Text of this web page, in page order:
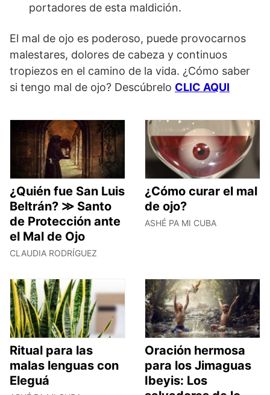
portadores de esta maldición.
El mal de ojo es poderoso, puede provocarnos
malestares, dolores de cabeza y continuos
tropiezos en el camino de la vida. ¿Cómo saber
si tengo mal de ojo? Descúbrelo CLIC AQUI
¿Quién fue San Luis
Beltrán? ≫ Santo
de Protección ante
el Mal de Ojo
CLAUDIA RODRÍGUEZ
¿Cómo curar el mal
de ojo?
ASHÉ PA MI CUBA
Ritual para las
malas lenguas con
Eleguá
Oración hermosa
para los Jimaguas
Ibeyis: Los